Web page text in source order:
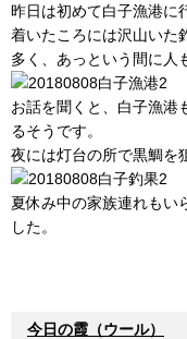
昨日は初めて白子漁港に
着いたころには沢山いた
多く、あっという間に人
お話を聞くと、白子漁港
るそうです。
夜には灯台の所で黒鯛を
夏休み中の家族連れもい
した。
今日の霞（ウール）